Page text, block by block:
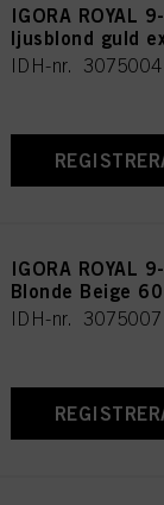
IGORA ROYAL
ljusblond guld
IDH-nr. 3075004
IGORA ROYAL
Blonde Beige
IDH-nr. 3075007